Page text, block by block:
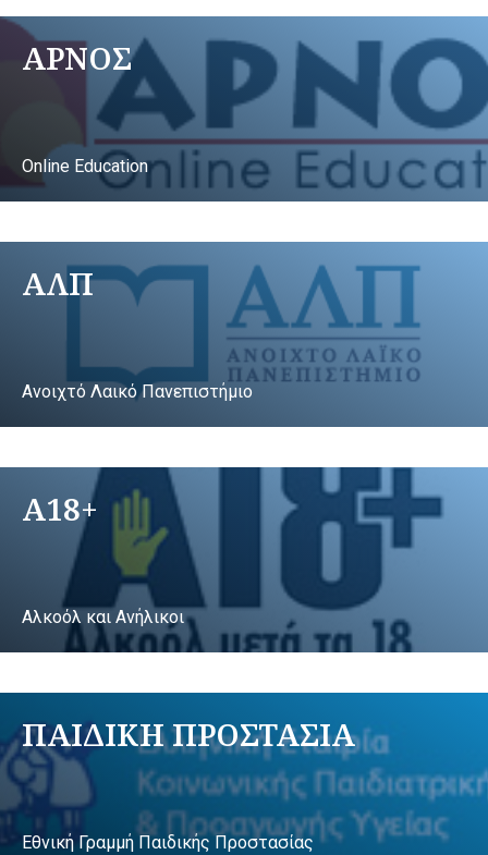
ΑΡΝΟΣ
Online Education
ΑΛΠ
Ανοιχτό Λαικό Πανεπιστήμιο
A18+
Αλκοόλ και Ανήλικοι
ΠΑΙΔΙΚΗ ΠΡΟΣΤΑΣΙΑ
Εθνική Γραμμή Παιδικής Προστασίας